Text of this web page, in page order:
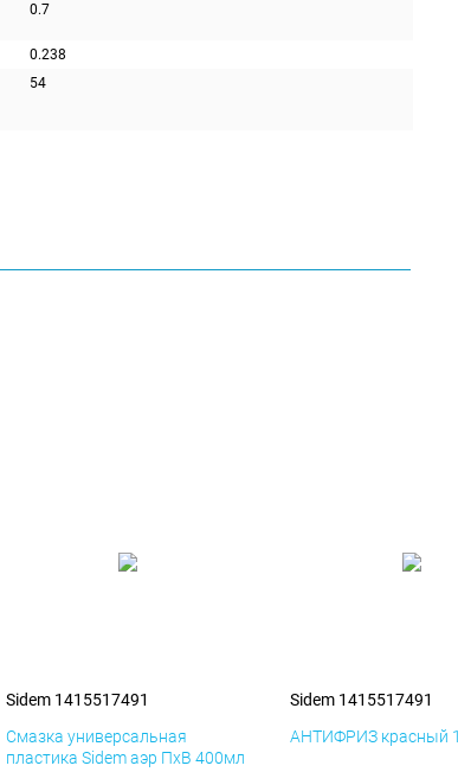
0.7
0.238
54
Sidem 1415517491
Смазка универсальная
пластика Sidem аэр ПхВ 400мл
Sidem 1415517491
АНТИФРИЗ красный